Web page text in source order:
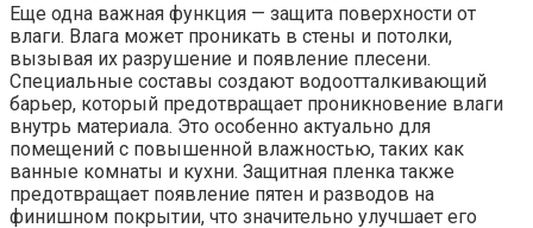
Еще одна важная функция — защита поверхности от
влаги. Влага может проникать в стены и потолки,
вызывая их разрушение и появление плесени.
Специальные составы создают водоотталкивающий
барьер, который предотвращает проникновение влаги
внутрь материала. Это особенно актуально для
помещений с повышенной влажностью, таких как
ванные комнаты и кухни. Защитная пленка также
предотвращает появление пятен и разводов на
финишном покрытии, что значительно улучшает его